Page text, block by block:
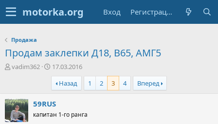
Вход Регистрация
Продажа
Продам заклепки Д18, В65, АМГ5
А
р
т
е
vadim362
Д
а
а
н
ч
17.03.2016
Назад
1 2 3 4 Вперед
59RUS
капитан 1-го ранга